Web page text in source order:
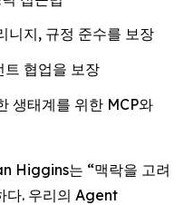
니지, 규정 준수를 보장
트 협업을 보장
생태계를 위한 MCP와
Higgins는 “맥락을 고려
다. 우리의 Agent